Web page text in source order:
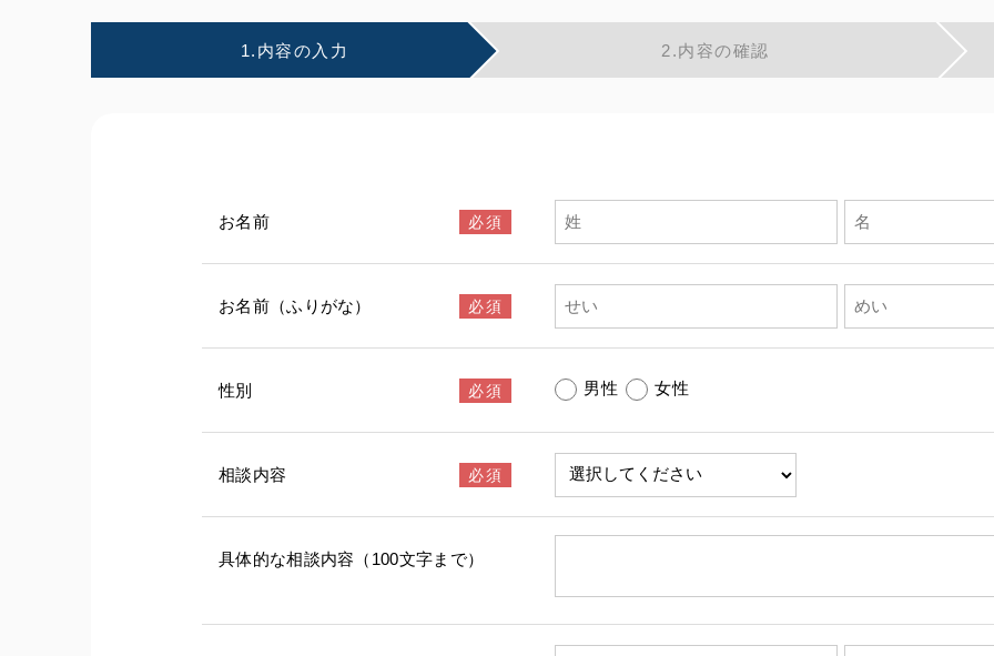
1. 内容の 入力 2.内容の確認
お名前
お名前（ふりがな）
性別 男性 女性
相談内容
具体的な相談内容（100文字まで）